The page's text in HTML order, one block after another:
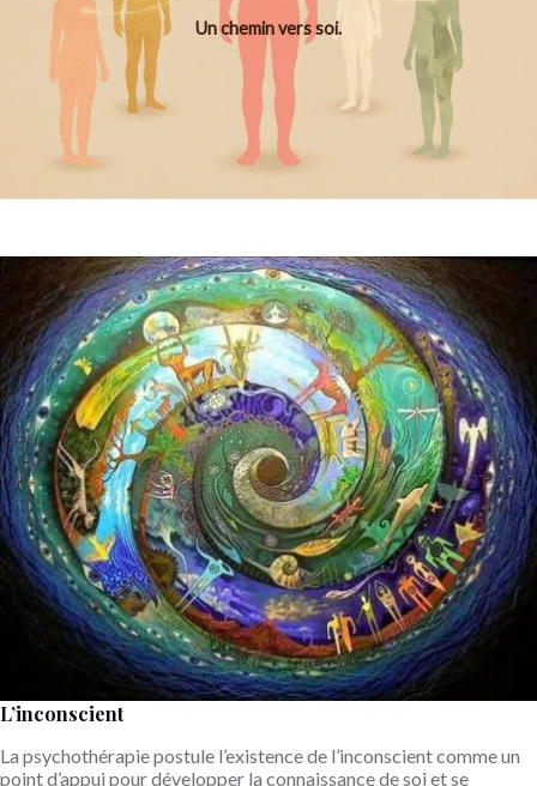
Un chemin vers soi.
L’inconscient
La psychothérapie postule l’existence de l’inconscient comme un
point d’appui pour développer la connaissance de soi et se